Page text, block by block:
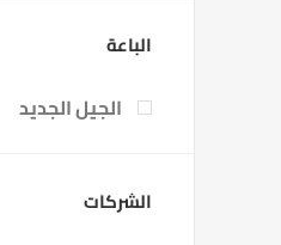
الباعة
الجيل الجديد
الشركات